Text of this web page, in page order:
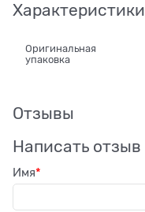
Характеристики
Оригинальная
упаковка
Отзывы
Написать отзыв
Имя